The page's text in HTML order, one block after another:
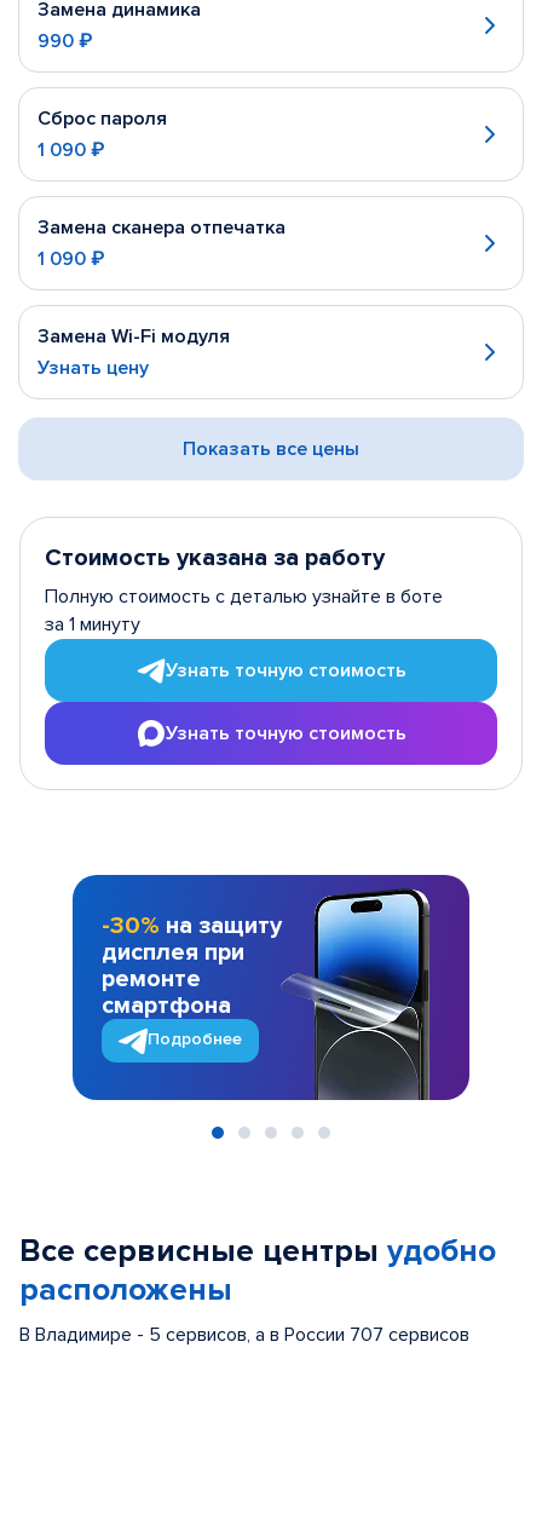
Замена динамика
990 ₽
Сброс пароля
1 090 ₽
Замена сканера отпечатка
1 090 ₽
Замена Wi-Fi модуля
Узнать цену
Показать все цены
Стоимость указана за работу
Полную стоимость с деталью узнайте в боте
за 1 минуту
Узнать точную стоимость
Узнать точную стоимость
-30% на защиту
дисплея при
ремонте
смартфона
Подробнее
Все сервисные центры удобно
расположены
В Владимире - 5 сервисов, а в России 707 сервисов